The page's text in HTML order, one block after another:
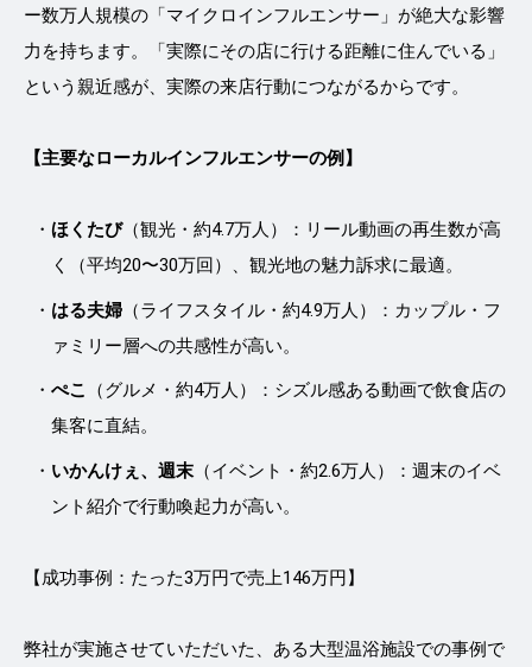
ー数万人規模の「マイクロインフルエンサー」が絶大な影響
力を持ちます。「実際にその店に行ける距離に住んでいる」
という親近感が、実際の来店行動につながるからです。
【主要なローカルインフルエンサーの例】
ほくたび（観光・約4.7万人）：リール動画の再生数が高
く（平均20〜30万回）、観光地の魅力訴求に最適。
はる夫婦（ライフスタイル・約4.9万人）：カップル・フ
ァミリー層への共感性が高い。
ぺこ （グルメ・約4万人）：シズル感ある動画で飲食店の
集客に直結。
いかんけぇ、週末（イベント・約2.6万人）：週末のイベ
ント紹介で行動喚起力が高い。
【成功事例：たった3万円で売上146万円】
弊社が実施させていただいた、ある大型温浴施設での事例で